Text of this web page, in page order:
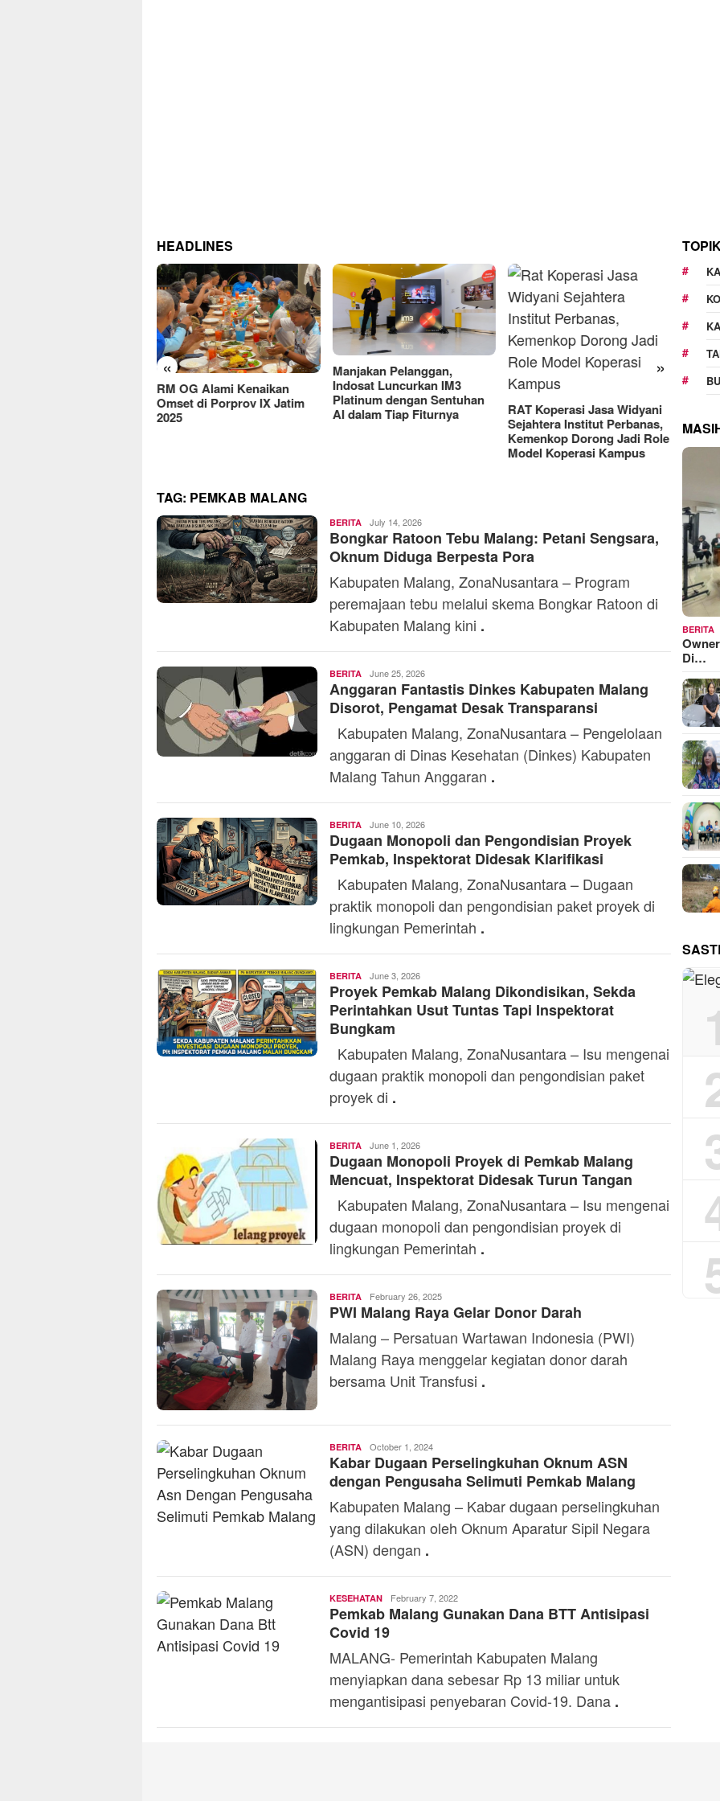
HEADLINES
« »
RM OG Alami Kenaikan
Omset di Porprov IX Jatim
2025
Manjakan Pelanggan,
Indosat Luncurkan IM3
Platinum dengan Sentuhan
AI dalam Tiap Fiturnya
RAT Koperasi Jasa Widyani
Sejahtera Institut Perbanas,
Kemenkop Dorong Jadi Role
Model Koperasi Kampus
2026
TAG: PEMKAB MALANG
BERITA Toski
Dermaleksana
July 14, 2026
Bongkar Ratoon Tebu Malang: Petani Sengsara,
Oknum Diduga Berpesta Pora
Kabupaten Malang, ZonaNusantara – Program
peremajaan tebu melalui skema Bongkar Ratoon di
Kabupaten Malang kini .
BERITA Toski
Dermaleksana
June 25, 2026
Anggaran Fantastis Dinkes Kabupaten Malang
Disorot, Pengamat Desak Transparansi
Kabupaten Malang, ZonaNusantara – Pengelolaan
anggaran di Dinas Kesehatan (Dinkes) Kabupaten
Malang Tahun Anggaran .
BERITA Toski
Dermaleksana
June 10, 2026
Dugaan Monopoli dan Pengondisian Proyek
Pemkab, Inspektorat Didesak Klarifikasi
Kabupaten Malang, ZonaNusantara – Dugaan
praktik monopoli dan pengondisian paket proyek di
lingkungan Pemerintah .
BERITA Toski
Dermaleksana
June 3, 2026
Proyek Pemkab Malang Dikondisikan, Sekda
Perintahkan Usut Tuntas Tapi Inspektorat
Bungkam
Kabupaten Malang, ZonaNusantara – Isu mengenai
dugaan praktik monopoli dan pengondisian paket
proyek di .
BERITA Toski
Dermaleksana
June 1, 2026
Dugaan Monopoli Proyek di Pemkab Malang
Mencuat, Inspektorat Didesak Turun Tangan
Kabupaten Malang, ZonaNusantara – Isu mengenai
dugaan monopoli dan pengondisian proyek di
lingkungan Pemerintah .
BERITA Toski
Dermaleksana
February 26, 2025
PWI Malang Raya Gelar Donor Darah
Malang – Persatuan Wartawan Indonesia (PWI)
Malang Raya menggelar kegiatan donor darah
bersama Unit Transfusi .
BERITA Toski
Dermaleksana
October 1, 2024
Kabar Dugaan Perselingkuhan Oknum ASN
dengan Pengusaha Selimuti Pemkab Malang
Kabupaten Malang – Kabar dugaan perselingkuhan
yang dilakukan oleh Oknum Aparatur Sipil Negara
(ASN) dengan .
KESEHATAN Toski
Dermaleksana
February 7, 2022
Pemkab Malang Gunakan Dana BTT Antisipasi
Covid 19
MALANG- Pemerintah Kabupaten Malang
menyiapkan dana sebesar Rp 13 miliar untuk
mengantisipasi penyebaran Covid-19. Dana .
BERITA
Di…